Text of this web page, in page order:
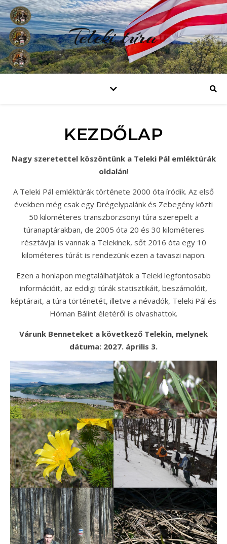
Teleki túra
KEZDŐLAP
Nagy szeretettel köszöntünk a Teleki Pál emléktúrák
oldalán!
A Teleki Pál emléktúrák története 2000 óta íródik. Az első
években még csak egy Drégelypalánk és Zebegény közti
50 kilométeres transzbörzsönyi túra szerepelt a
túranaptárakban, de 2005 óta 20 és 30 kilométeres
résztávjai is vannak a Telekinek, sőt 2016 óta egy 10
kilométeres túrát is rendezünk ezen a tavaszi napon.
Ezen a honlapon megtalálhatjátok a Teleki legfontosabb
információit, az eddigi túrák statisztikáit, beszámolóit,
képtárait, a túra történetét, illetve a névadók, Teleki Pál és
Hóman Bálint életéről is olvashattok.
Várunk Benneteket a következő Telekin, melynek
dátuma: 2027. április 3.